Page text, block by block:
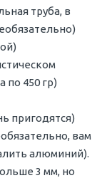
труба, в
по 450 гр)
пригодятся)
вам
алюминий).
3 мм, но